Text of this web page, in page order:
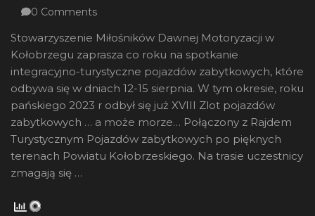
0 Comments
Stowarzyszenie Miłośników Dawnej Motoryzacji w
Kołobrzegu zaprasza co roku na spotkanie
integracyjno-turystyczne pojazdów zabytkowych, które
odbywa się w dniach 12-15 sierpnia. W tym okresie, roku
pańskiego 2023 r odbył się już XVIII Zlot pojazdów
zabytkowych … a może morze… Połączony z Rajdem
Turystycznym Pojazdów zabytkowych po pięknych
terenach Powiatu Kołobrzeskiego. Na trasie uczestnicy
zmagają się …